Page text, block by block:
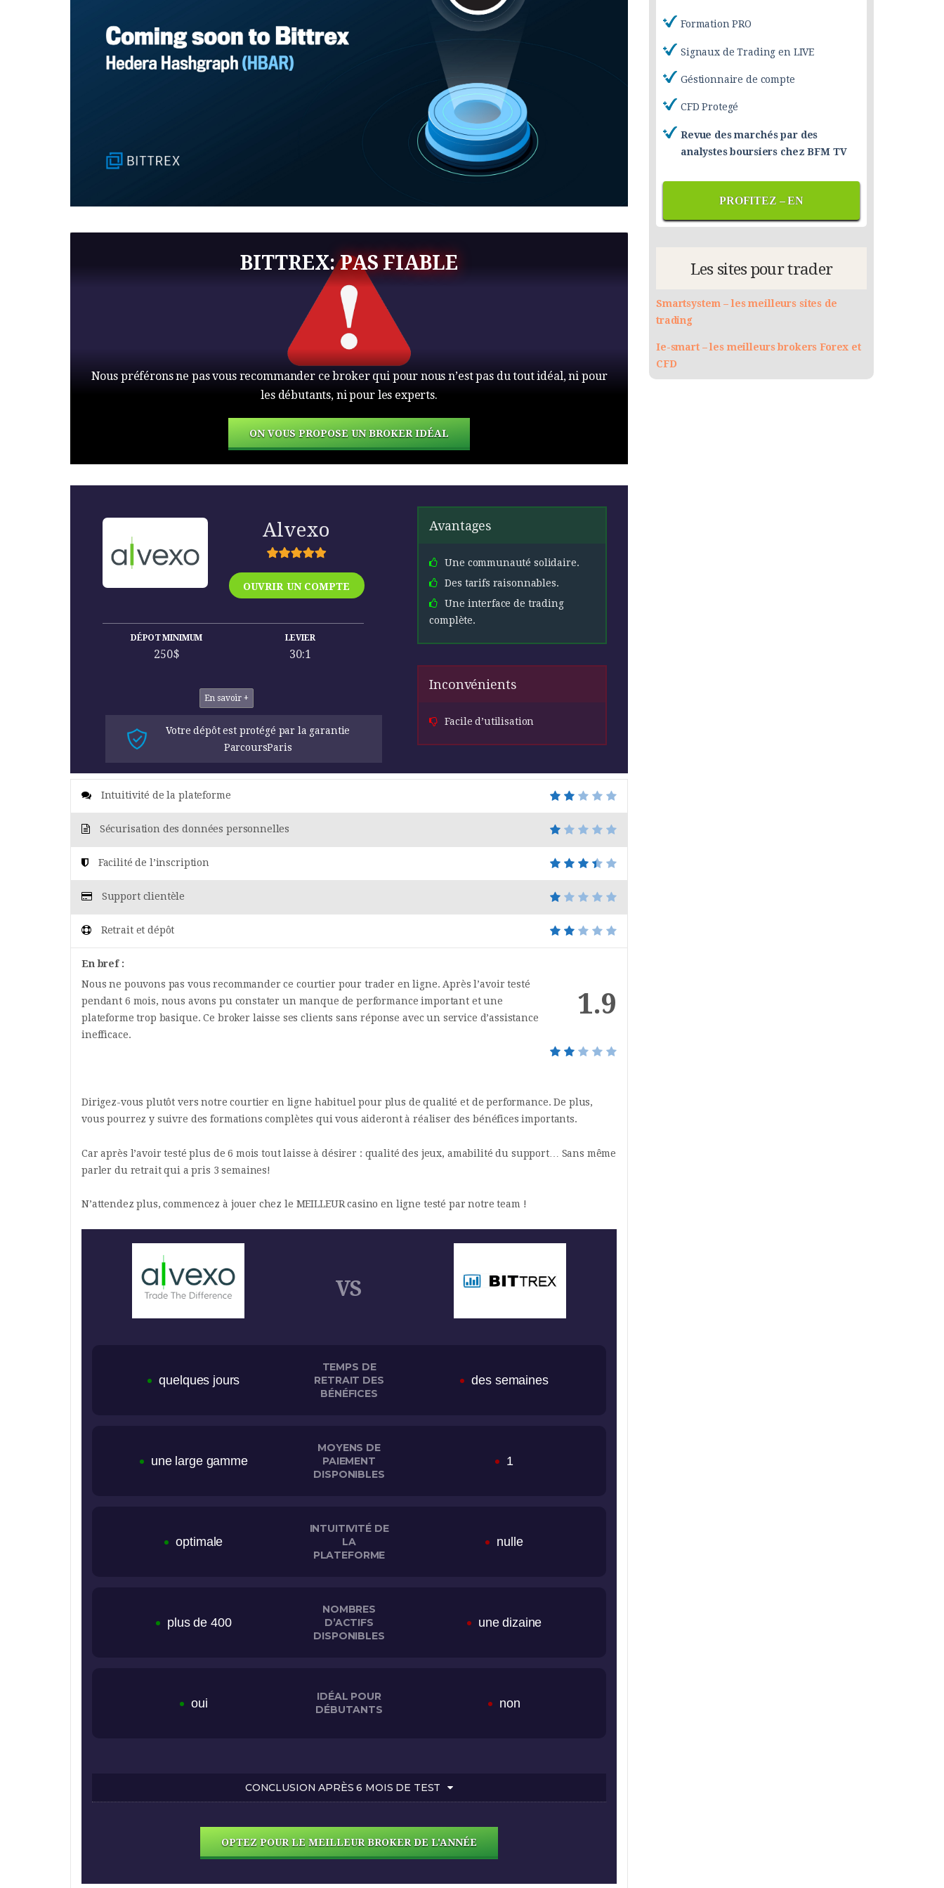
BITTREX:PAS FIABLE
Nous préférons ne pas vous recommander ce broker qui pour nous n’est pas du tout idéal, ni pour
les débutants, ni pour les experts.
ON VOUS PROPOSE UN BROKER IDÉAL
Alvexo
OUVRIR UN COMPTE
DÉPOT MINIMUM
250$
LEVIER
30:1
En savoir +
Votre dépôt est protégé par la garantie
ParcoursParis
Avantages
Une communauté solidaire.
Des tarifs raisonnables.
Une interface de trading
complète.
Inconvénients
Facile d’utilisation
Intuitivité de la plateforme
Sécurisation des données personnelles
Facilité de l’inscription
Support clientèle
Retrait et dépôt
1.9
En bref :
Nous ne pouvons pas vous recommander ce courtier pour trader en ligne. Après l’avoir testé
pendant 6 mois, nous avons pu constater un manque de performance important et une
plateforme trop basique. Ce broker laisse ses clients sans réponse avec un service d’assistance
inefficace.
Dirigez-vous plutôt vers notre courtier en ligne habituel pour plus de qualité et de performance. De plus,
vous pourrez y suivre des formations complètes qui vous aideront à réaliser des bénéfices importants.
Car après l’avoir testé plus de 6 mois tout laisse à désirer : qualité des jeux, amabilité du support… Sans même
parler du retrait qui a pris 3 semaines!
N’attendez plus, commencez à jouer chez le MEILLEUR casino en ligne testé par notre team !
quelques jours
une large gamme
optimale
plus de 400
oui
TEMPS DE
RETRAIT DES
BÉNÉFICES
MOYENS DE
PAIEMENT
DISPONIBLES
INTUITIVITÉ DE
LA
PLATEFORME
NOMBRES
D’ACTIFS
DISPONIBLES
IDÉAL POUR
DÉBUTANTS
des semaines
1
nulle
une dizaine
non
CONCLUSION APRÈS 6 MOIS DE TEST
OPTEZ POUR LE MEILLEUR BROKER DE L'ANNÉE
Formation PRO
Signaux de Trading en LIVE
Géstionnaire de compte
CFD Protegé
Revue des marchés par des
analystes boursiers chez BFM TV
PROFITEZ – EN
Les sites pour trader
Smartsystem – les meilleurs sites de
trading
Ie-smart – les meilleurs brokers Forex et
CFD